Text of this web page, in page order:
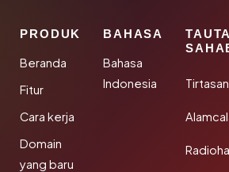
PRODUK
Beranda
Fitur
Cara kerja
Domain
yang baru
BAHASA
Bahasa
Indonesia